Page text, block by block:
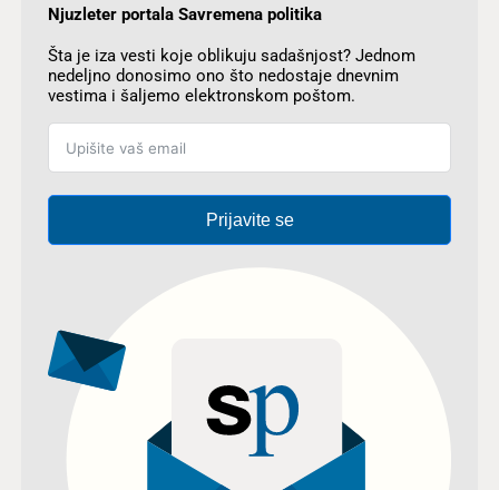
Njuzleter portala Savremena politika
Šta je iza vesti koje oblikuju sadašnjost? Jednom
nedeljno donosimo ono što nedostaje dnevnim
vestima i šaljemo elektronskom poštom.
Prijavite se